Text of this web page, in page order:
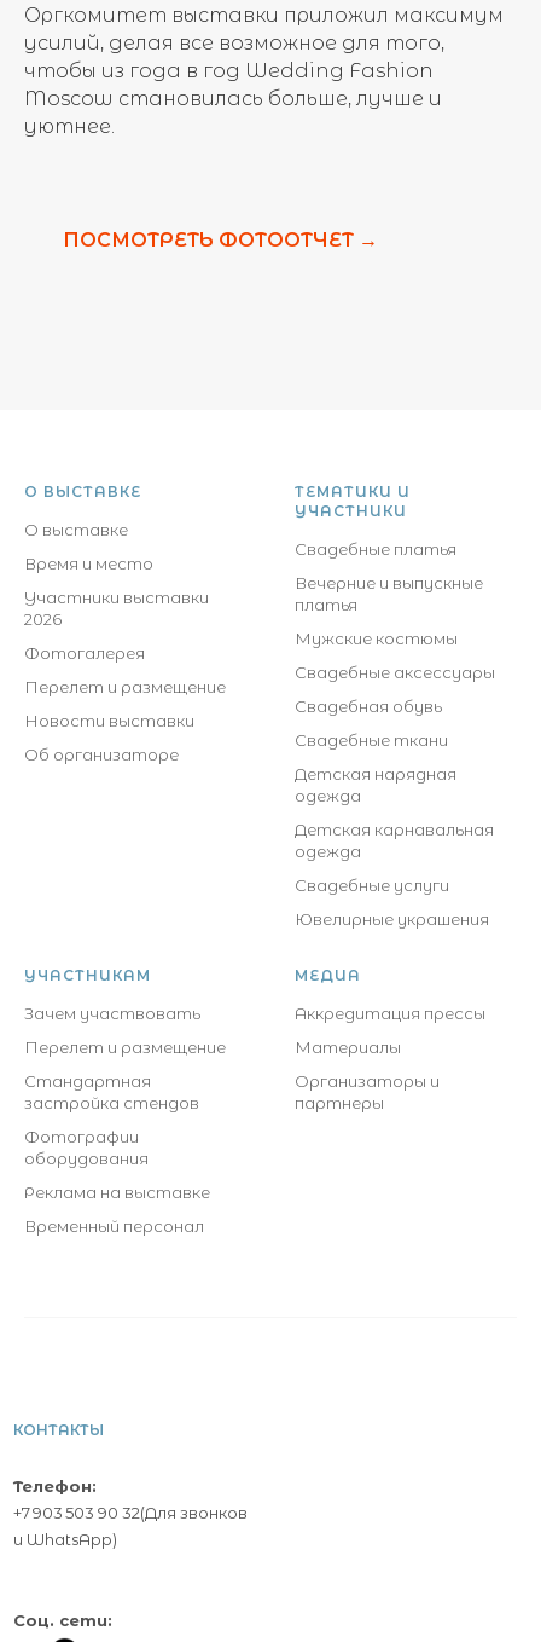
Оргкомитет выставки приложил максимум
усилий, делая все возможное для того,
чтобы из года в год Wedding Fashion
Moscow становилась больше, лучше и
уютнее.
ПОСМОТРЕТЬ ФОТООТЧЕТ →
О ВЫСТАВКЕ
О выставке
Время и место
Участники выставки
2026
Фотогалерея
Перелет и размещение
Новости выставки
Об организаторе
ТЕМАТИКИ И
УЧАСТНИКИ
Свадебные платья
Вечерние и выпускные
платья
Мужские костюмы
Свадебные аксессуары
Свадебная обувь
Свадебные ткани
Детская нарядная
одежда
Детская карнавальная
одежда
Свадебные услуги
Ювелирные украшения
УЧАСТНИКАМ
Зачем участвовать
Перелет и размещение
Стандартная
застройка стендов
Фотографии
оборудования
Реклама на выставке
Временный персонал
МЕДИА
Аккредитация прессы
Материалы
Организаторы и
партнеры
КОНТАКТЫ
Телефон:
+7 903 503 90 32(Для звонков
и WhatsApp)
Соц. сети: